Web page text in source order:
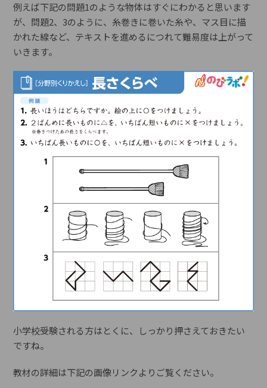
例えば下記の問題1のような物体はすぐにわかると思います
が、問題2、3のように、糸巻きに巻いた糸や、マス目に描
かれた線など、テキストを進めるにつれて難易度は上がって
いきます。
小学校受験される方はとくに、しっかり押さえておきたい
ですね。
教材の詳細は下記の画像リンクよりご覧ください。